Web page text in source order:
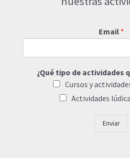
Email *
¿Qué tipo de actividades
Cursos y
Actividades
Enviar